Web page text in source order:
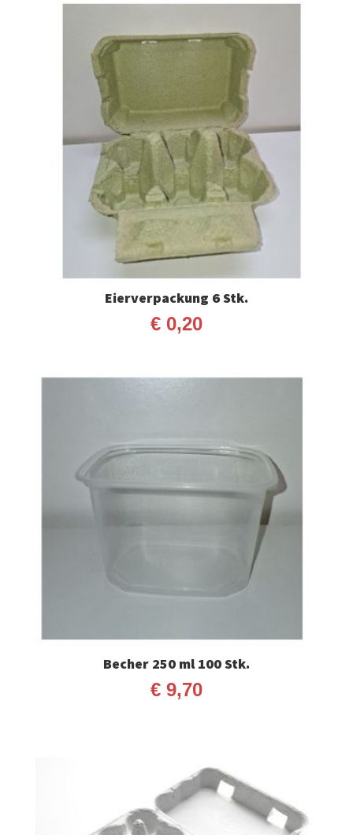
Eierverpackung 6 Stk.
€0,20
Becher 250 ml 100 Stk.
€9,70